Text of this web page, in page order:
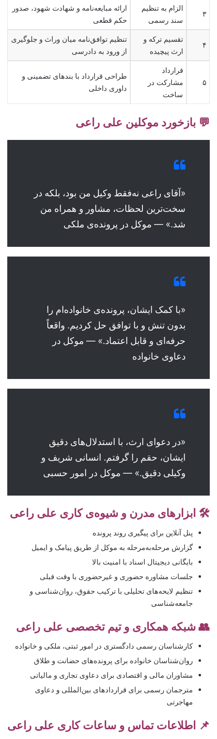
۳
الزام به تنظیم
سند رسمی
ارائه مبایعه‌نامه و شهادت شهود، صدور
حکم قطعی
۴
تقسیم ترکه و
ارث پیچیده
تنظیم توافق‌نامه میان وراث و جلوگیری
از ورود به دادرسی
۵
قرارداد
مشارکت در
ساخت
طراحی قرارداد با بندهای تضمینی و
داوری داخلی
💬 بازخورد موکلین علی راعی
«آقای راعی نه‌فقط وکیل من بود، بلکه در
سخت‌ترین لحظات، مشاور و همراه من
شد.» — موکل در پرونده‌ی ملکی
«با کمک ایشان، پرونده‌ی خانواده‌ام را
بدون تنش و با توافق حل کردیم. واقعاً
حرفه‌ای و قابل اعتماد.» — موکل در
دعاوی خانواده
«در دعوای ارث، با استدلال‌های دقیق
ایشان، حقم را گرفتم. انسانی شریف و
وکیلی دقیق.» — موکل در امور حسبی
🛠️ ابزارهای مدرن و شیوه‌ی کاری علی راعی
پنل آنلاین برای پیگیری روند پرونده
گزارش مرحله‌به‌مرحله به موکل از طریق پیامک و ایمیل
بایگانی دیجیتال اسناد با امنیت بالا
جلسات مشاوره حضوری و غیرحضوری با وقت قبلی
تنظیم لایحه‌های تحلیلی با ترکیب حقوق، روان‌شناسی و
جامعه‌شناسی
👥 شبکه همکاری و تیم تخصصی علی راعی
کارشناسان رسمی دادگستری در امور ثبتی، ملکی و خانواده
روان‌شناسان خانواده برای پرونده‌های حضانت و طلاق
مشاوران مالی و اقتصادی برای دعاوی تجاری و مالیاتی
مترجمان رسمی برای قراردادهای بین‌المللی و دعاوی
مهاجرتی
📌 اطلاعات تماس و ساعات کاری علی راعی